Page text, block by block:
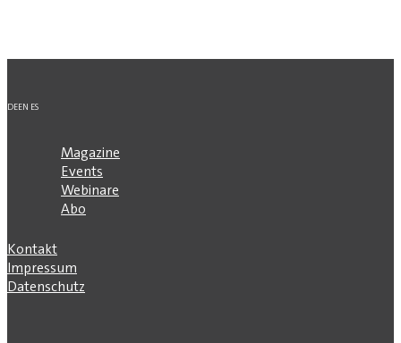
DEEN ES
Magazine
Events
Webinare
Abo
Kontakt
Impressum
Datenschutz